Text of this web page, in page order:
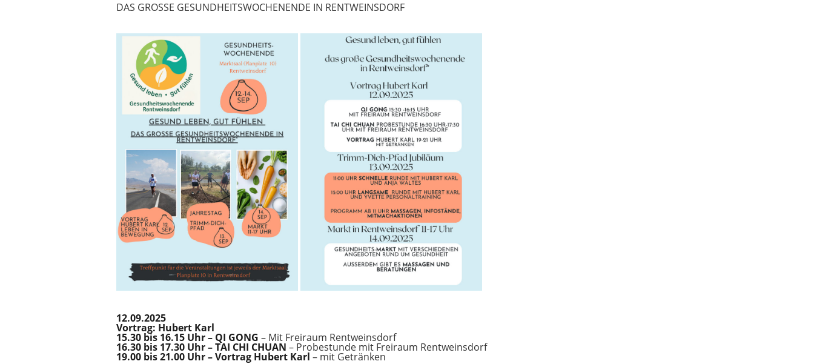
DAS GROSSE GESUNDHEITSWOCHENENDE IN RENTWEINSDORF
12.09.2025
Vortrag: Hubert Karl
15.30 bis 16.15 Uhr – QI GONG – Mit Freiraum Rentweinsdorf
16.30 bis 17.30 Uhr – TAI CHI CHUAN – Probestunde mit Freiraum Rentweinsdorf
19.00 bis 21.00 Uhr – Vortrag Hubert Karl – mit Getränken